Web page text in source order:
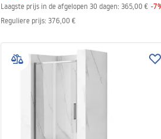
Laagste prijs in de afgelopen 30 dagen: 365,00 € -7
Reguliere prijs: 376,00 €